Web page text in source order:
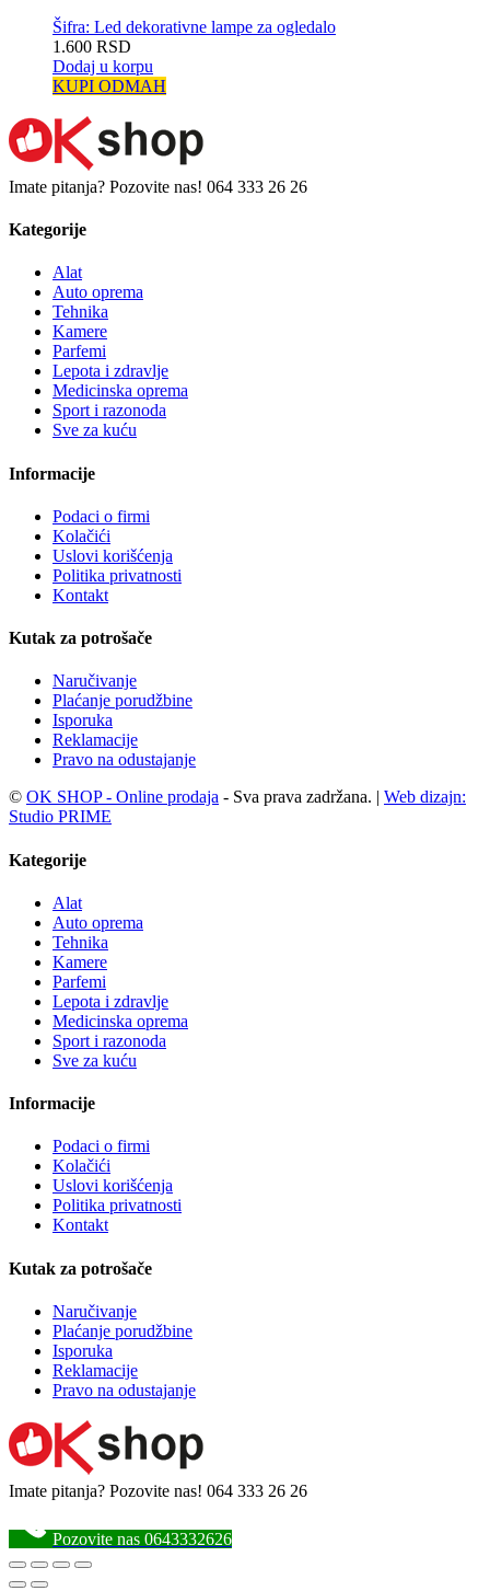
Šifra: Led dekorativne lampe za ogledalo
1.600 RSD
Dodaj u korpu
KUPI ODMAH
Imate pitanja? Pozovite nas! 064 333 26 26
Kategorije
Alat
Auto oprema
Tehnika
Kamere
Parfemi
Lepota i zdravlje
Medicinska oprema
Sport i razonoda
Sve za kuću
Informacije
Podaci o firmi
Kolačići
Uslovi korišćenja
Politika privatnosti
Kontakt
Kutak za potrošače
Naručivanje
Plaćanje porudžbine
Isporuka
Reklamacije
Pravo na odustajanje
© OK SHOP - Online prodaja - Sva prava zadržana. | Web dizajn:
Studio PRIME
Kategorije
Alat
Auto oprema
Tehnika
Kamere
Parfemi
Lepota i zdravlje
Medicinska oprema
Sport i razonoda
Sve za kuću
Informacije
Podaci o firmi
Kolačići
Uslovi korišćenja
Politika privatnosti
Kontakt
Kutak za potrošače
Naručivanje
Plaćanje porudžbine
Isporuka
Reklamacije
Pravo na odustajanje
Imate pitanja? Pozovite nas! 064 333 26 26
Pozovite nas 0643332626